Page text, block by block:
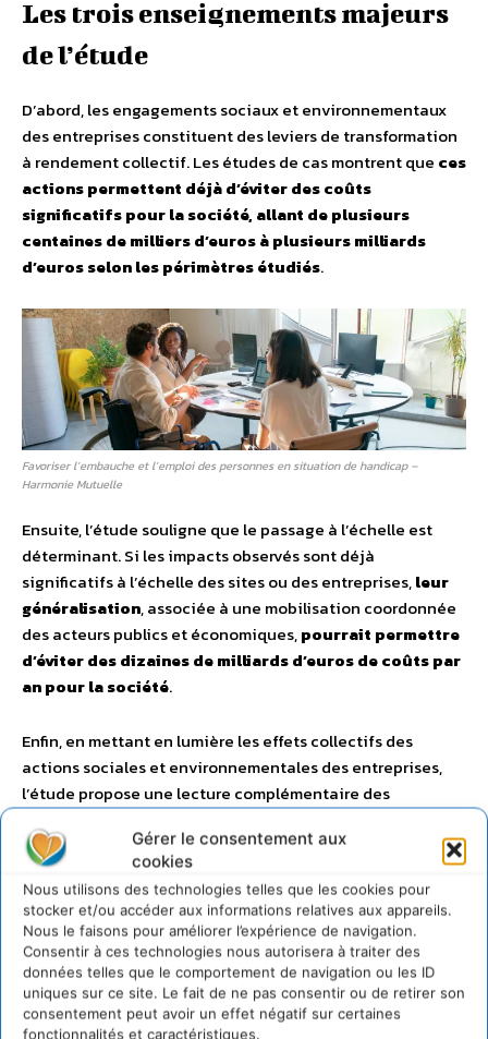
Gérer le consentement aux
cookies
Nous utilisons des technologies telles que les cookies pour
stocker et/ou accéder aux informations relatives aux appareils.
Nous le faisons pour améliorer l’expérience de navigation.
Consentir à ces technologies nous autorisera à traiter des
données telles que le comportement de navigation ou les ID
uniques sur ce site. Le fait de ne pas consentir ou de retirer son
consentement peut avoir un effet négatif sur certaines
fonctionnalités et caractéristiques.
Les trois enseignements majeurs
de l’étude
D’abord, les engagements sociaux et environnementaux
des entreprises constituent des leviers de transformation
à rendement collectif. Les études de cas montrent que ces
actions permettent déjà d’éviter des coûts
significatifs pour la société, allant de plusieurs
centaines de milliers d’euros à plusieurs milliards
d’euros selon les périmètres étudiés.
Favoriser l’embauche et l’emploi des personnes en situation de handicap –
Harmonie Mutuelle
Ensuite, l’étude souligne que le passage à l’échelle est
déterminant. Si les impacts observés sont déjà
significatifs à l’échelle des sites ou des entreprises,leur
généralisation, associée à une mobilisation coordonnée
des acteurs publics et économiques,pourrait permettre
d’éviter des dizaines de milliards d’euros de coûts par
an pour la société.
Enfin, en mettant en lumière les effets collectifs des
actions sociales et environnementales des entreprises,
l’étude propose une lecture complémentaire des
entreprises qu’aux décideurs publics. Fondée sur un travail
collectif et des cas concrets, elle
d’analyse économique et met à disposition une grille
de lecture réplicable, applicable à d’autres contextes et
secteurs et qui, sans se substituer aux outils existants, qui
pourrait constituer un appui analytique pertinent
pour orienter les décisions d’investissement
publiques comme privées.